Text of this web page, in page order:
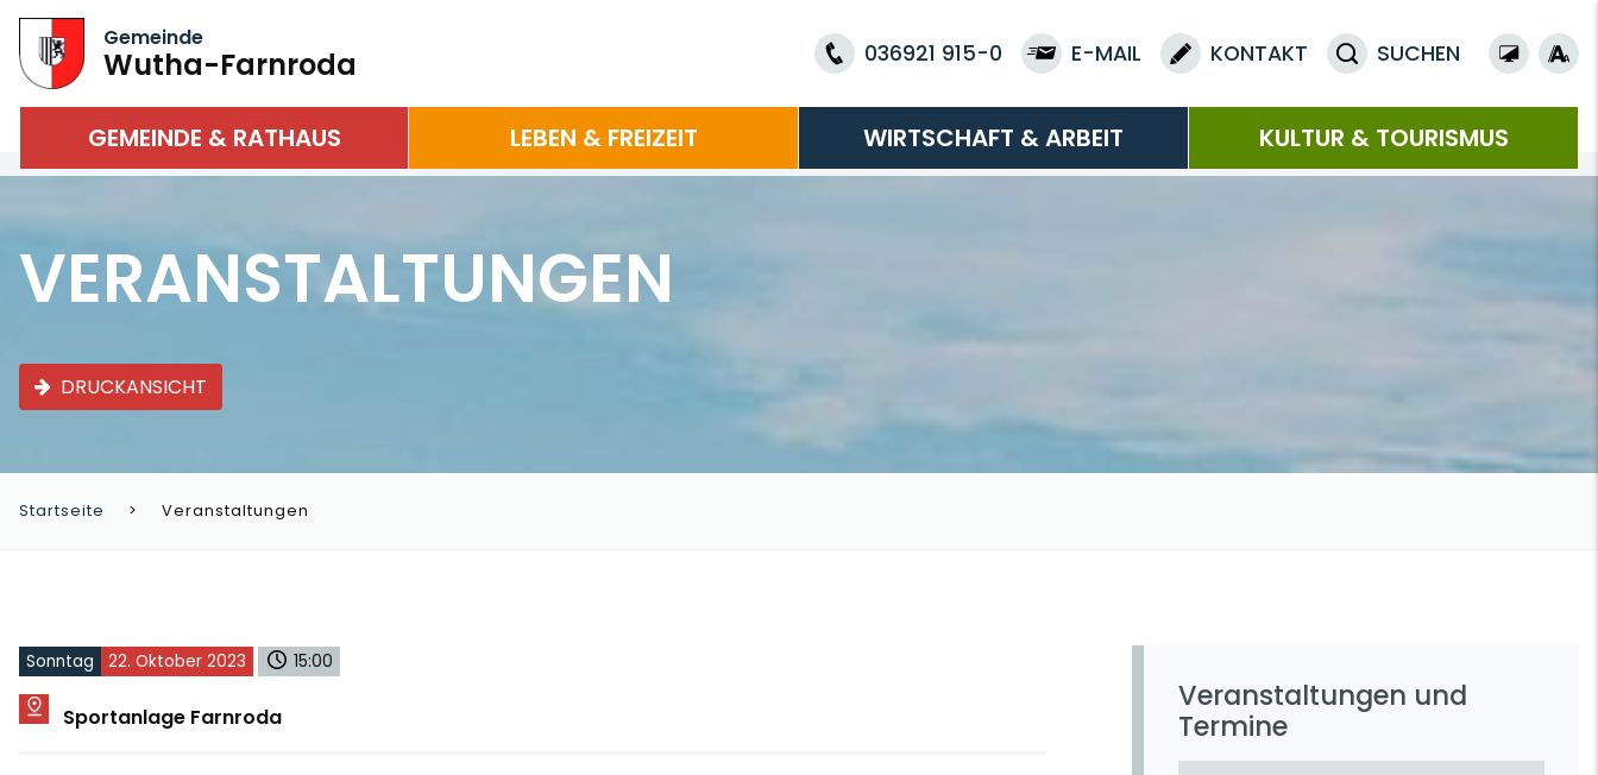
Gemeinde
Wutha-Farnroda 036921 915-0 E-MAIL KONTAKT SUCHEN
GEMEINDE & RATHAUS LEBEN & FREIZEIT WIRTSCHAFT & ARBEIT KULTUR & TOURISMUS
VERANSTALTUNGEN
DRUCKANSICHT
Startseite Veranstaltungen
Sonntag 22. Oktober 2023 15:00
Sportanlage Farnroda
Veranstaltungen und
Termine